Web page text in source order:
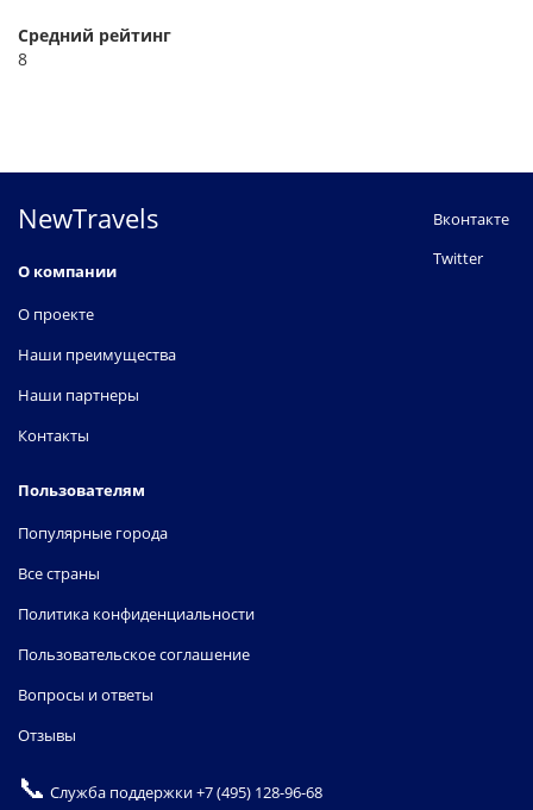
Средний рейтинг
8
NewTravels
О компании
О проекте
Наши преимущества
Наши партнеры
Контакты
Пользователям
Популярные города
Все страны
Политика конфиденциальности
Пользовательское соглашение
Вопросы и ответы
Отзывы
Вконтакте
Twitter
📞 Служба поддержки+7 (495) 128-96-68